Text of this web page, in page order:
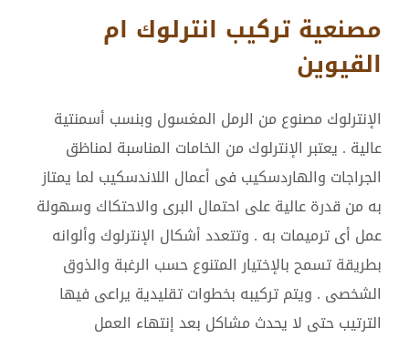
مصنعية تركيب انترلوك ام
القيوين
الإنترلوك مصنوع من الرمل المغسول وبنسب أسمنتية
عالية . يعتبر الإنترلوك من الخامات المناسبة لمناظق
الجراجات والهاردسكيب فى أعمال اللاندسكيب لما يمتاز
به من قدرة عالية على احتمال البرى والاحتكاك وسهولة
عمل أى ترميمات به . وتتعدد أشكال الإنترلوك وألوانه
بطريقة تسمح بالإختيار المتنوع حسب الرغبة والذوق
الشخصى . ويتم تركيبه بخطوات تقليدية يراعى فيها
الترتيب حتى لا يحدث مشاكل بعد إنتهاء العمل